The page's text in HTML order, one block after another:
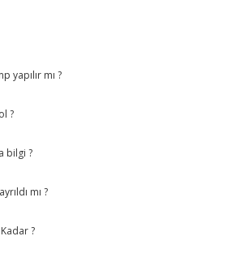
yapılır mı ?
?
bilgi ?
mı ?
?